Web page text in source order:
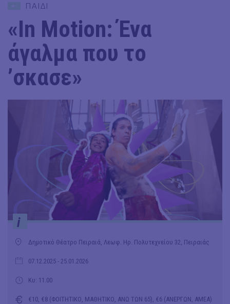
ΠΑΙΔΙ
«In Motion: Ένα
άγαλμα που το
’σκασε»
i
Δημοτικό Θέατρο Πειραιά, Λεωφ. Ηρ. Πολυτεχνείου 32, Πειραιάς
07.12.2025 - 25.01.2026
Κυ: 11.00
€10, €8 (ΦΟΙΤΗΤΙΚΟ, ΜΑΘΗΤΙΚΟ, ΑΝΩ ΤΩΝ 65), €6 (ΑΝΕΡΓΩΝ, ΑΜΕΑ)